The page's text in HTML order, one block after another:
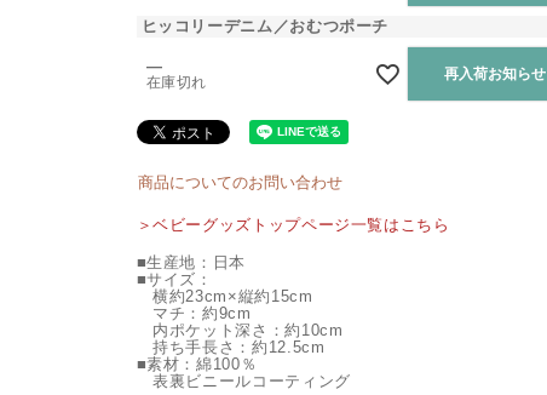
ヒッコリーデニム／おむつポーチ
―
在庫切れ 再入荷お知らせ
商品についてのお問い合わせ
＞ベビーグッズトップページ一覧はこちら
■生産地：日本
■サイズ：
横約23cm×縦約15cm
マチ：約9cm
内ポケット深さ：約10cm
持ち手長さ：約12.5cm
■素材：綿100％
表裏ビニールコーティング